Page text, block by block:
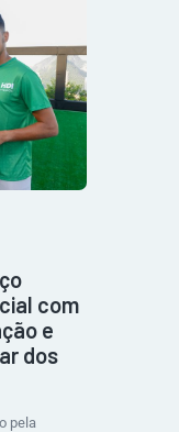
com
e
dos
pela